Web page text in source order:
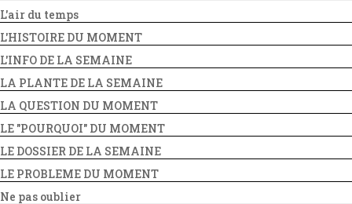
L'air du temps
L'HISTOIRE DU MOMENT
L'INFO DE LA SEMAINE
LA PLANTE DE LA SEMAINE
LA QUESTION DU MOMENT
LE "POURQUOI" DU MOMENT
LE DOSSIER DE LA SEMAINE
LE PROBLEME DU MOMENT
Ne pas oublier